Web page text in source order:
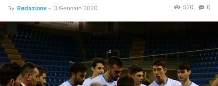
By Redazione - 3 Gennaio 2020 0
520